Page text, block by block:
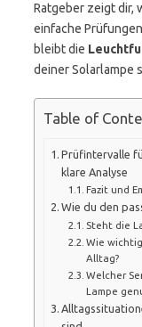
Ratgeber zeigt dir,
einfache
bleibt die
deiner Solarlampe
Table of
Prüfintervalle
klare Analyse
Fazit und
Wie du den
Steht die
Wie
Alltag?
Welcher
Lampe